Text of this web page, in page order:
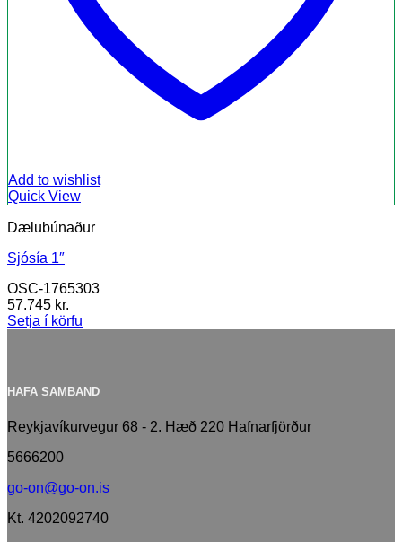
Add to wishlist
Quick View
Dælubúnaður
Sjósía 1″
OSC-1765303
57.745 kr.
Setja í körfu
HAFA SAMBAND
Reykjavíkurvegur 68 - 2. Hæð 220 Hafnarfjörður
5666200
go-on@go-on.is
Kt. 4202092740